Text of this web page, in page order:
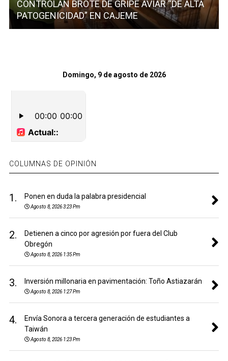
CONTROLAN BROTE DE GRIPE AVIAR “DE ALTA
PATOGENICIDAD” EN CAJEME
Domingo, 9 de agosto de 2026
COLUMNAS DE OPINIÓN
1. Ponen en duda la palabra presidencial
Agosto 8, 2026 3:23 Pm
2.
Detienen a cinco por agresión por fuera del Club
Obregón
Agosto 8, 2026 1:35 Pm
3. Inversión millonaria en pavimentación: Toño Astiazarán
Agosto 8, 2026 1:27 Pm
4.
Envía Sonora a tercera generación de estudiantes a
Taiwán
Agosto 8, 2026 1:23 Pm